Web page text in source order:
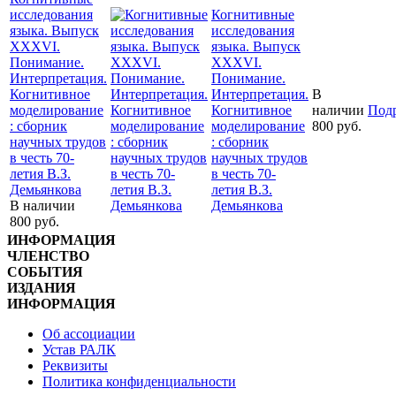
исследования
языка. Выпуск
XXXVI.
Понимание.
Интерпретация.
Когнитивное
моделирование
: сборник
научных трудов
в честь 70-
летия В.З.
Демьянкова
В наличии
800 руб.
Когнитивные
исследования
языка. Выпуск
XXXVI.
Понимание.
Интерпретация.
Когнитивное
моделирование
: сборник
научных трудов
в честь 70-
летия В.З.
Демьянкова
В
наличии
800 руб.
ИНФОРМАЦИЯ
ЧЛЕНСТВО
СОБЫТИЯ
ИЗДАНИЯ
ИНФОРМАЦИЯ
Об ассоциации
Устав РАЛК
Реквизиты
Политика конфиденциальности